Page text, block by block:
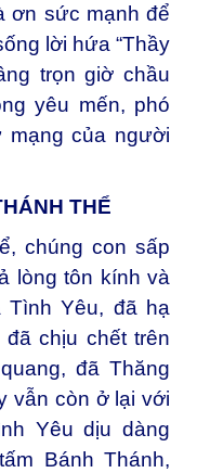
ơn sức mạnh để
lời hứa “Thầy
trọn giờ chầu
yêu mến, phó
mạng của người
THỂ
chúng con sấp
lòng tôn kính và
Tình Yêu, đã hạ
chịu chết trên
đã Thăng
vẫn còn ở lại với
Yêu dịu dàng
Bánh Thánh,